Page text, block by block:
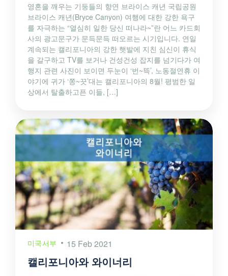
영혼을 깨우는 기둥들의 향연 브라이스 캐년 국립공원
브라이스 캐년(Bryce Canyon) 여행에 대한 강한 욕구
를 자극하는 “열심히 일한 당신 떠나라~”란 어느 카드회
사의 광고문구가 문득문득 떠오르는 시기입니다. 연일
계속되는 캘리포니아의 강한 햇발에 지친 심신이 휴식
을 갈구하고 TV를 보거나 건성건성 잡지를 넘기다가 여
행지 관련 사진이 보이면 두눈이 ‘번~뜩’, 노동절연휴 이
야기에 귀가 ‘쫑~끗’대는 캘리포니아의 8월! 평범한 일
상에서 탈출하고픈 이들, […]
미국서부 15 Feb 2021
캘리포니아와 와이너리